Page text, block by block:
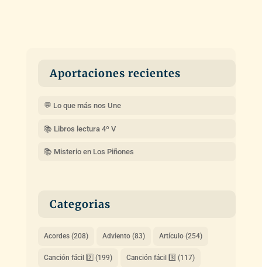
Aportaciones recientes
💬 Lo que más nos Une
📚 Libros lectura 4º V
📚 Misterio en Los Piñones
Categorias
Acordes(208) Adviento(83) Artículo(254)
Canción fácil 2️⃣ (199) Canción fácil 3️⃣ (117)